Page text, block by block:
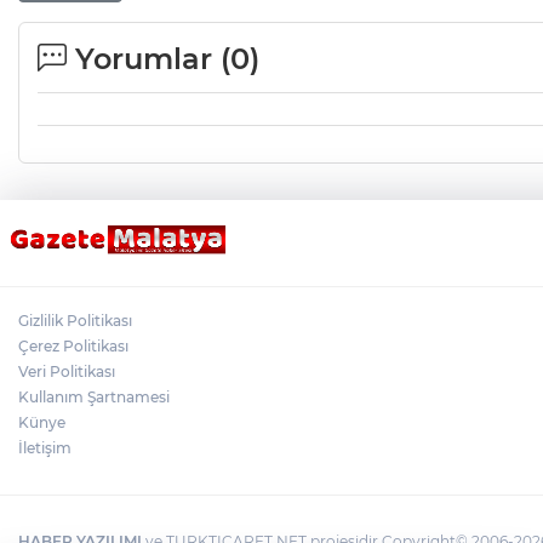
Yorumlar (0)
Gizlilik Politikası
Çerez Politikası
Veri Politikası
Kullanım Şartnamesi
Künye
İletişim